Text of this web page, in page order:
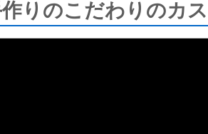
りのこだわりのカス